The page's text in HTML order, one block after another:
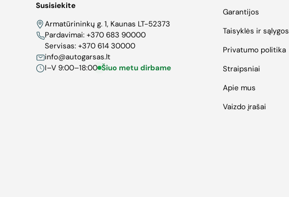
Susisiekite
Armatūrininkų g. 1, Kaunas LT-52373
Pardavimai: +370 683 90000
Servisas: +370 614 30000
info@autogarsas.lt
I–V 9:00–18:00 Šiuo metu dirbame
Garantijos
Taisyklės ir sąlygos
Privatumo politika
Straipsniai
Apie mus
Vaizdo įrašai